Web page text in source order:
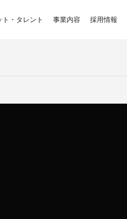
・タレント 事業内容 採用情報